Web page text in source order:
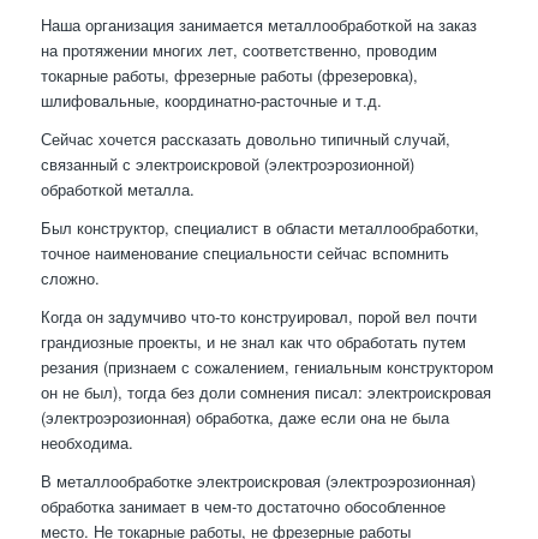
Наша организация занимается металлообработкой на заказ
на протяжении многих лет, соответственно, проводим
токарные работы, фрезерные работы (фрезеровка),
шлифовальные, координатно-расточные и т.д.
Сейчас хочется рассказать довольно типичный случай,
связанный с электроискровой (электроэрозионной)
обработкой металла.
Был конструктор, специалист в области металлообработки,
точное наименование специальности сейчас вспомнить
сложно.
Когда он задумчиво что-то конструировал, порой вел почти
грандиозные проекты, и не знал как что обработать путем
резания (признаем с сожалением, гениальным конструктором
он не был), тогда без доли сомнения писал: электроискровая
(электроэрозионная) обработка, даже если она не была
необходима.
В металлообработке электроискровая (электроэрозионная)
обработка занимает в чем-то достаточно обособленное
место. Не токарные работы, не фрезерные работы